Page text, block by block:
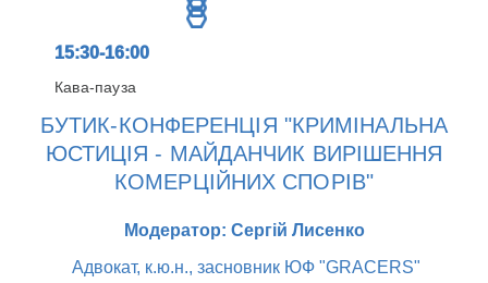
15:30-16:00
Кава-пауза
БУТИК-КОНФЕРЕНЦІЯ "КРИМІНАЛЬНА
ЮСТИЦІЯ - МАЙДАНЧИК ВИРІШЕННЯ
КОМЕРЦІЙНИХ СПОРІВ"
Модератор: Сергій Лисенко
Адвокат, к.ю.н., засновник ЮФ "GRACERS"